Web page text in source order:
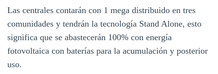
Las centrales contarán con 1 mega distribuido en tres
comunidades y tendrán la tecnología Stand Alone, esto
significa que se abastecerán 100% con energía
fotovoltaica con baterías para la acumulación y posterior
uso.